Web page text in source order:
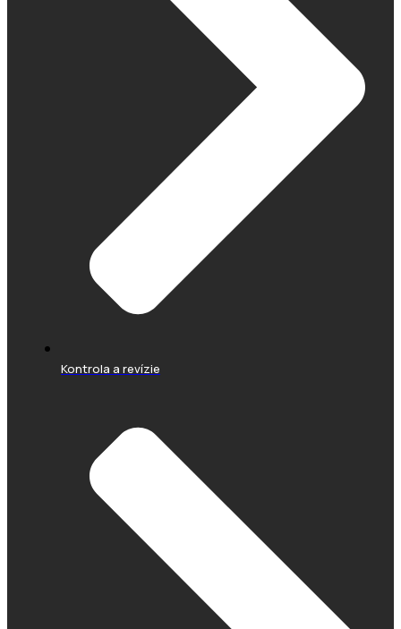
Kontrola a revízie